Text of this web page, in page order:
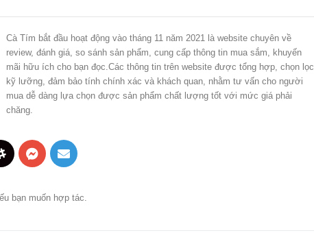
Cà Tím bắt đầu hoạt động vào tháng 11 năm 2021 là website chuyên về
review, đánh giá, so sánh sản phẩm, cung cấp thông tin mua sắm, khuyến
mãi hữu ích cho bạn đọc.Các thông tin trên website được tổng hợp, chọn lọc
kỹ lưỡng, đảm bảo tính chính xác và khách quan, nhằm tư vấn cho người
mua dễ dàng lựa chọn được sản phẩm chất lượng tốt với mức giá phải
chăng.
ThreadsMessenger
Mail
bạn muốn hợp tác.